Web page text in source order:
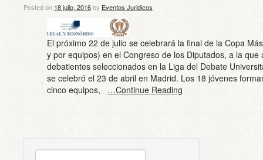
Posted on 18 julio, 2016by Eventos Juridicos
El próximo 22 de julio se celebrará la final de la Copa
y por equipos) en el Congreso de los Diputados, a la que
debatientes seleccionados en la Liga del Debate
se celebró el 23 de abril en Madrid. Los 18 jóvenes
cinco equipos, …Continue Reading
BUSCAR: